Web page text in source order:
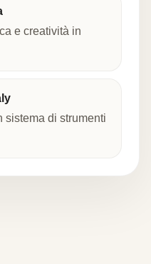
e creatività in
sistema di strumenti